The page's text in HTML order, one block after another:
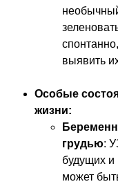
выявить
Особые
жизни:
грудью:
будущих
может